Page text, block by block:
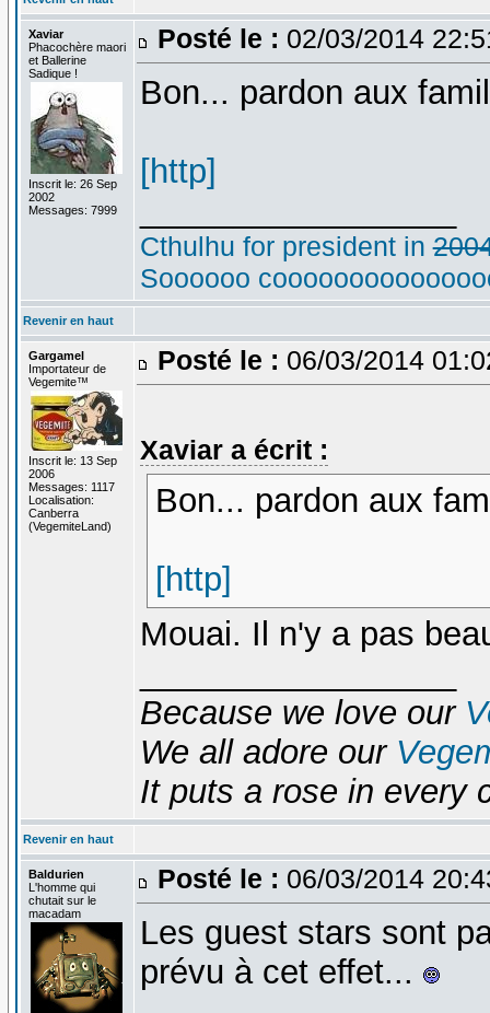
Xaviar
Phacochère maori
et Ballerine
Sadique !
Inscrit le: 26 Sep
2002
Messages: 7999
Posté le : 02/03/2014
Bon... pardon aux
[http]
Cthulhu for president in
Soooooo
Revenir en haut
Gargamel
Importateur de
Vegemite™
Inscrit le: 13 Sep
2006
Messages: 1117
Localisation:
Canberra
(VegemiteLand)
Posté le : 06/03/2014
Xaviar a écrit :
Bon... pardon aux
[http]
Mouai. Il n'y a pas
Because we love our
We all adore our
It puts a rose in every
Revenir en haut
Baldurien
L'homme qui
chutait sur le
macadam
Posté le : 06/03/2014
Les guest stars sont
prévu à cet effet...